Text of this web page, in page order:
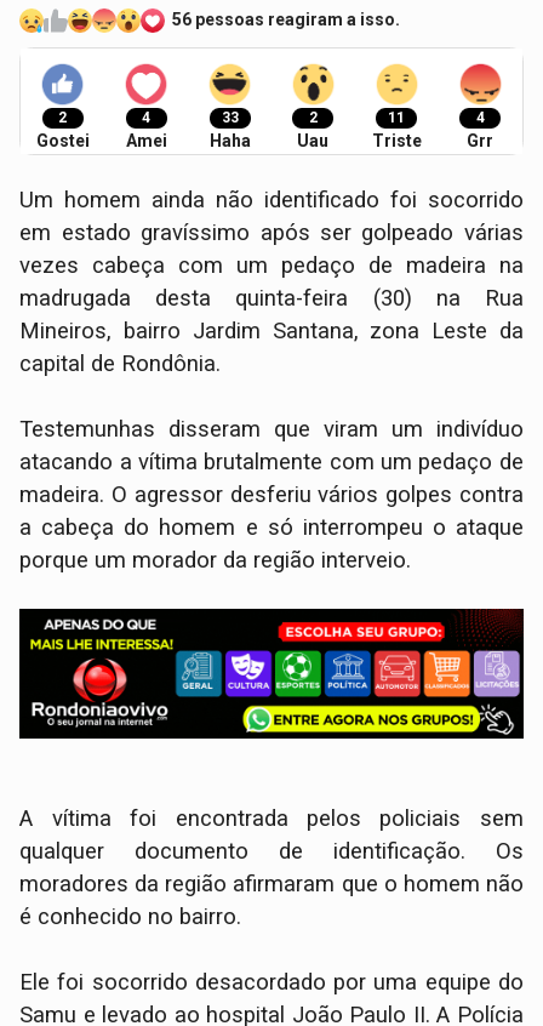
56 pessoas reagiram a isso.
2
Gostei
4
Amei
33
Haha
2
Uau
11
Triste
4
Grr
Um homem ainda não identificado foi socorrido
em estado gravíssimo após ser golpeado várias
vezes cabeça com um pedaço de madeira na
madrugada desta quinta-feira (30) na Rua
Mineiros, bairro Jardim Santana, zona Leste da
capital de Rondônia.
Testemunhas disseram que viram um indivíduo
atacando a vítima brutalmente com um pedaço de
madeira. O agressor desferiu vários golpes contra
a cabeça do homem e só interrompeu o ataque
porque um morador da região interveio.
​A vítima foi encontrada pelos policiais sem
qualquer documento de identificação. Os
moradores da região afirmaram que o homem não
é conhecido no bairro.
Ele foi socorrido desacordado por uma equipe do
Samu e levado ao hospital João Paulo II. A Polícia